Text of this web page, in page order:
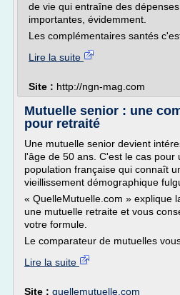
de vie qui entraîne des
importantes, évidemment.
Les complémentaires santés
Lire la suite
Site : http://ngn-mag.com
Mutuelle senior : une
pour retraité
Une mutuelle senior devient
l'âge de 50 ans. C'est le cas pour
population française qui connaît
vieillissement démographique
« QuelleMutuelle.com » explique
une mutuelle retraite et vous
votre formule.
Le comparateur de mutuelles
Lire la suite
Site : quellemutuelle.com